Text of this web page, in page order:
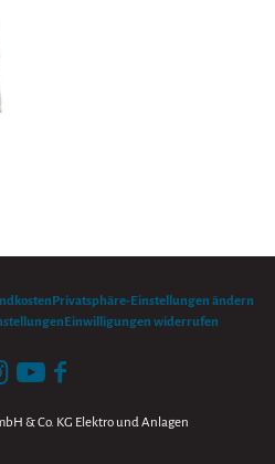
Privatsphäre-Einstellungen ändern
Einwilligungen widerrufen
& Co. KG Elektro und Anlagen